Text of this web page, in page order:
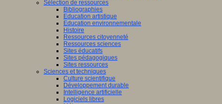
Sélection de ressources
Bibliographies
Education artistique
Education environnementale
Histoire
Ressources citoyenneté
Ressources sciences
Sites éducatifs
Sites pédagogiques
Sites ressources
Sciences et techniques
Culture scientifique
Développement durable
Intelligence artificielle
Logiciels libres